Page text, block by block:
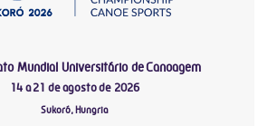
Mundial Universitário de Canoagem
14 a 21 de agosto de 2026
Sukoró, Hungria